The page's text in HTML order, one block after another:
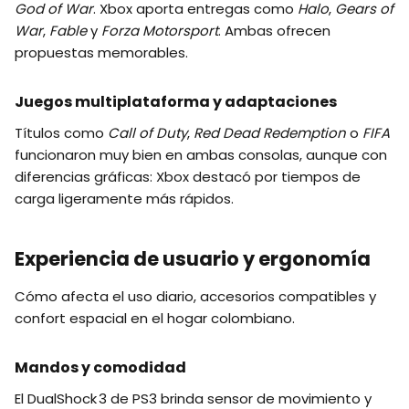
God of War. Xbox aporta entregas como Halo, Gears of
War, Fabley Forza Motorsport. Ambas ofrecen
propuestas memorables.
Juegos multiplataforma y adaptaciones
Títulos como Call of Duty, Red Dead Redemptiono FIFA
funcionaron muy bien en ambas consolas, aunque con
diferencias gráficas: Xbox destacó por tiempos de
carga ligeramente más rápidos.
Experiencia de usuario y ergonomía
Cómo afecta el uso diario, accesorios compatibles y
confort espacial en el hogar colombiano.
Mandos y comodidad
El DualShock 3 de PS3 brinda sensor de movimiento y